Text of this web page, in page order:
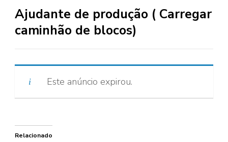
Ajudante de produção ( Carregar
caminhão de blocos)
Este anúncio expirou.
Relacionado